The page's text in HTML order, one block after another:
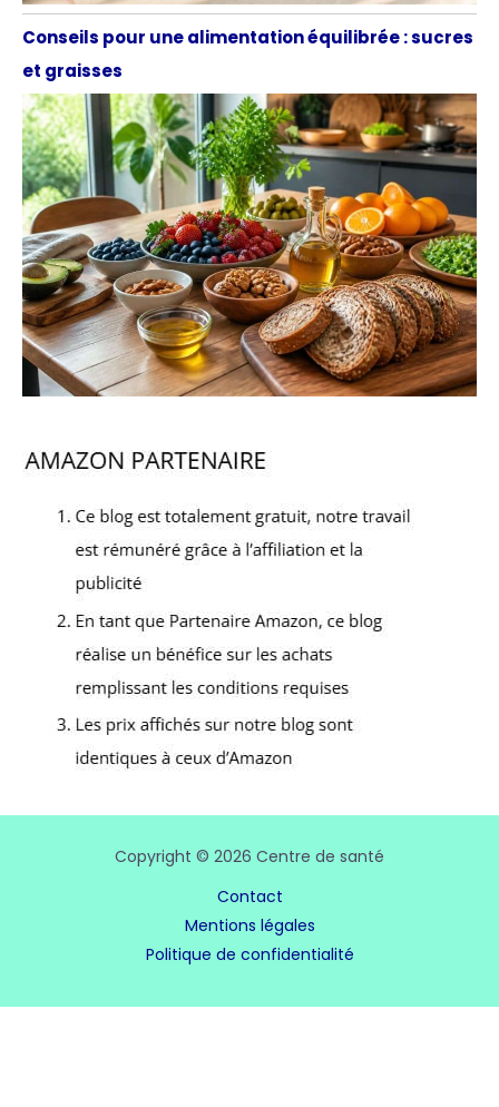
Conseils pour une alimentation équilibrée : sucres
et graisses
Copyright © 2026 Centre de santé
Contact
Mentions légales
Politique de confidentialité